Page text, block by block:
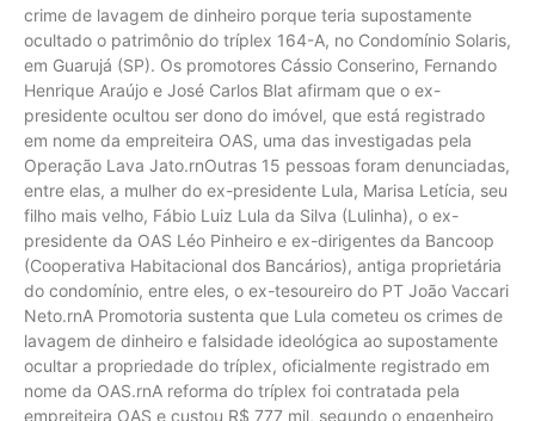
crime de lavagem de dinheiro porque teria supostamente
ocultado o patrimônio do tríplex 164-A, no Condomínio Solaris,
em Guarujá (SP). Os promotores Cássio Conserino, Fernando
Henrique Araújo e José Carlos Blat afirmam que o ex-
presidente ocultou ser dono do imóvel, que está registrado
em nome da empreiteira OAS, uma das investigadas pela
Operação Lava Jato.rnOutras 15 pessoas foram denunciadas,
entre elas, a mulher do ex-presidente Lula, Marisa Letícia, seu
filho mais velho, Fábio Luiz Lula da Silva (Lulinha), o ex-
presidente da OAS Léo Pinheiro e ex-dirigentes da Bancoop
(Cooperativa Habitacional dos Bancários), antiga proprietária
do condomínio, entre eles, o ex-tesoureiro do PT João Vaccari
Neto.rnA Promotoria sustenta que Lula cometeu os crimes de
lavagem de dinheiro e falsidade ideológica ao supostamente
ocultar a propriedade do tríplex, oficialmente registrado em
nome da OAS.rnA reforma do tríplex foi contratada pela
empreiteira OAS e custou R$ 777 mil, segundo o engenheiro